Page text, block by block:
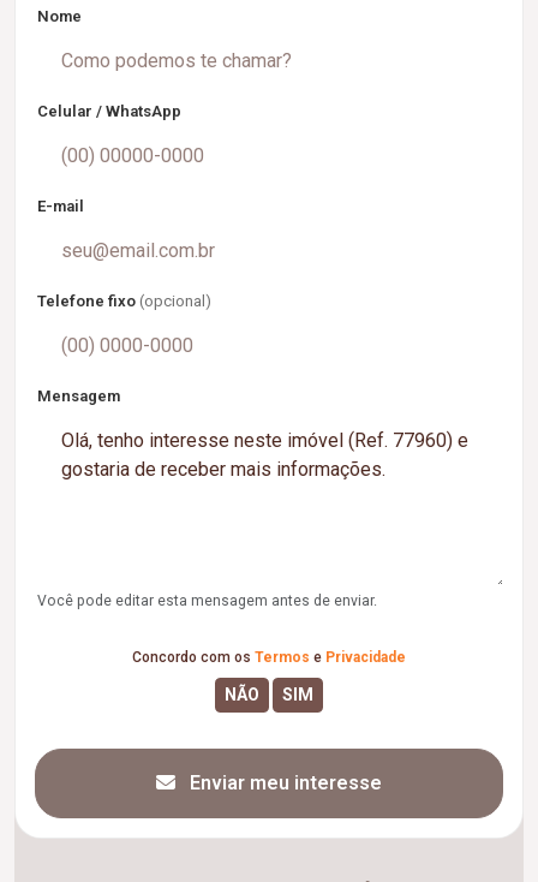
Nome
Celular / WhatsApp
E-mail
Telefone fixo (opcional)
Mensagem
Você pode editar esta mensagem antes de enviar.
Concordo com os Termos e Privacidade
Enviar meu interesse